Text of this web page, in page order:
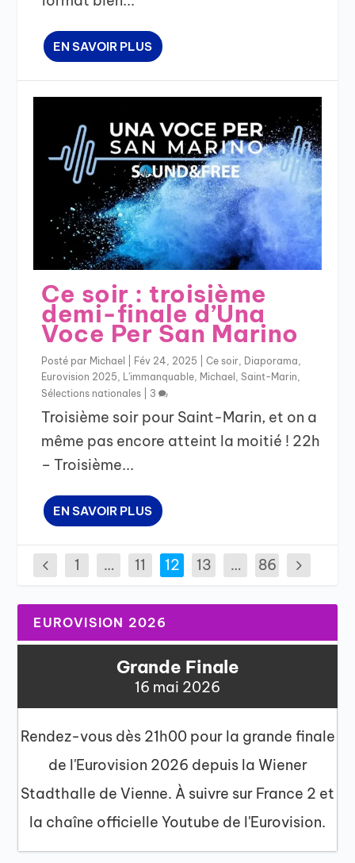
EN SAVOIR PLUS
Ce soir : troisième
demi-finale d’Una
Voce Per San Marino
Posté par Michael Fév 24, 2025 |Ce soir Diaporama
Eurovision 2025
L'immanquable Michael ,Saint-Marin
Sélections nationales
3
Troisième soir pour Saint-Marin, et on a
même pas encore atteint la moitié ! 22h
– Troisième...
EN SAVOIR PLUS
1 … 11 12 13 … 86
EUROVISION 2026
Grande Finale
16 mai 2026
Rendez-vous dès 21h00 pour la grande finale
de l'Eurovision 2026 depuis la Wiener
Stadthalle de Vienne. À suivre sur France 2 et
la chaîne officielle Youtube de l'Eurovision.